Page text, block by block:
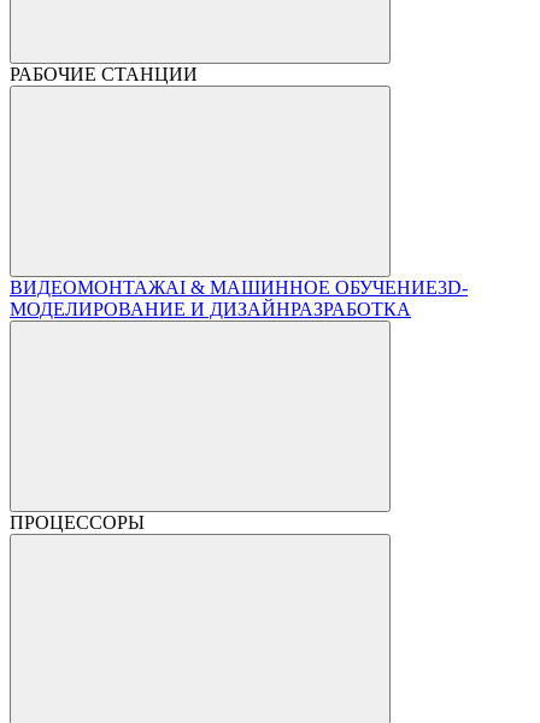
РАБОЧИЕ СТАНЦИИ
ВИДЕОМОНТАЖAI & МАШИННОЕ ОБУЧЕНИЕ3D-
МОДЕЛИРОВАНИЕ И ДИЗАЙНРАЗРАБОТКА
ПРОЦЕССОРЫ